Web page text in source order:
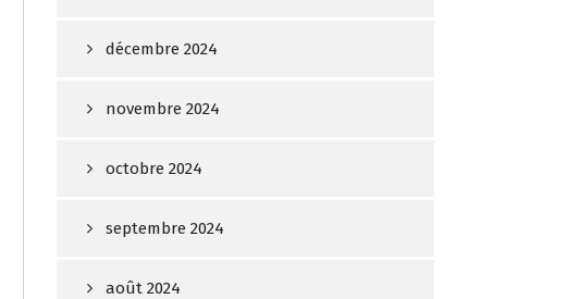
décembre 2024
novembre 2024
octobre 2024
septembre 2024
août 2024